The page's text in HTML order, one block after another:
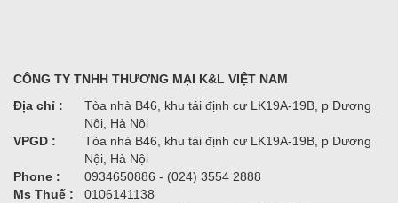
CÔNG TY TNHH THƯƠNG MẠI K&L VIỆT NAM
Địa chỉ :
Tòa nhà B46, khu tái định cư LK19A-19B, p Dương
Nội, Hà Nội
VPGD :
Tòa nhà B46, khu tái định cư LK19A-19B, p Dương
Nội, Hà Nội
Phone :
0934650886 - (024) 3554 2888
Ms Thuế :
0106141138